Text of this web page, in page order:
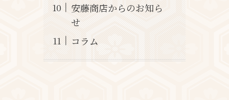
安藤商店からのお知ら
せ
コラム